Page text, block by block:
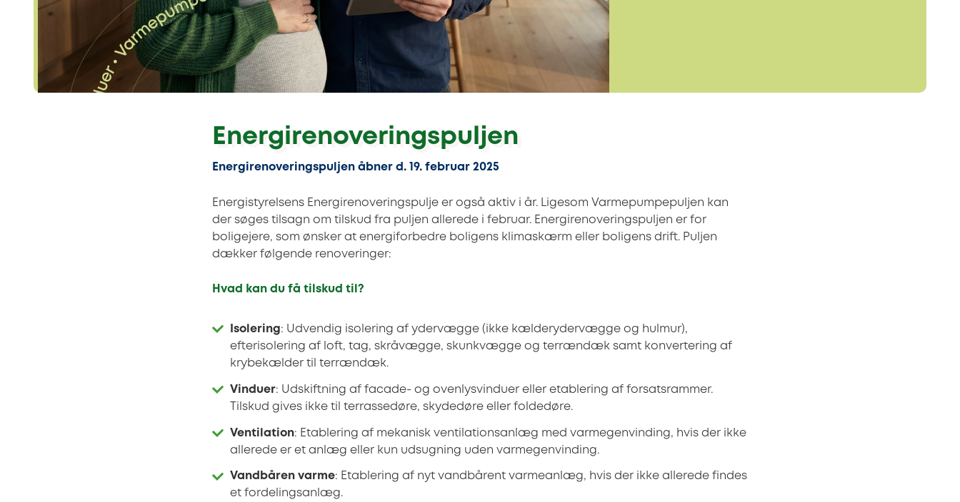
Energirenoveringspuljen
Energirenoveringspuljen åbner d. 19. februar 2025
Energistyrelsens Energirenoveringspulje er også aktiv i år. Ligesom Varmepumpepuljen kan
der søges tilsagn om tilskud fra puljen allerede i februar. Energirenoveringspuljen er for
boligejere, som ønsker at energiforbedre boligens klimaskærm eller boligens drift. Puljen
dækker følgende renoveringer:
Hvad kan du få tilskud til?
Isolering: Udvendig isolering af ydervægge (ikke kælderydervægge og hulmur),
efterisolering af loft, tag, skråvægge, skunkvægge og terrændæk samt konvertering af
krybekælder til terrændæk.
Vinduer: Udskiftning af facade- og ovenlysvinduer eller etablering af forsatsrammer.
Tilskud gives ikke til terrassedøre, skydedøre eller foldedøre.
Ventilation: Etablering af mekanisk ventilationsanlæg med varmegenvinding, hvis der ikke
allerede er et anlæg eller kun udsugning uden varmegenvinding.
Vandbåren varme: Etablering af nyt vandbårent varmeanlæg, hvis der ikke allerede findes
et fordelingsanlæg.